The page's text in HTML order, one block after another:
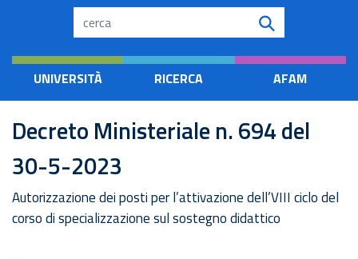
Search
UNIVERSITÀ RICERCA AFAM
Decreto Ministeriale n. 694 del
30-5-2023
Autorizzazione dei posti per l’attivazione dell’VIII ciclo del
corso di specializzazione sul sostegno didattico